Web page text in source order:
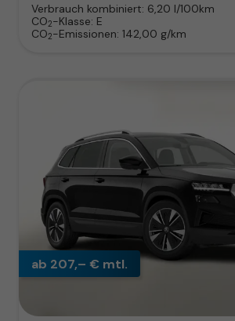
Verbrauch kombiniert: 6,20 l/100km
CO2-Klasse: E
CO2-Emissionen: 142,00 g/km
ab 207,– € mtl.